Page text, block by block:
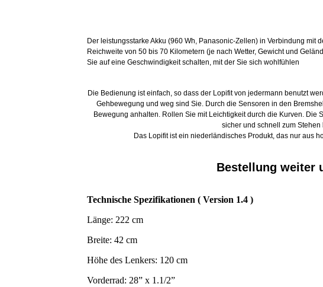
Der leistungsstarke Akku (960 Wh, Panasonic-Zellen) in Verbindung mit
Reichweite von 50 bis 70 Kilometern (je nach Wetter, Gewicht und
Sie auf eine Geschwindigkeit schalten, mit der Sie sich wohlfühlen
Die Bedienung ist einfach, so dass der Lopifit von jedermann benutzt
Gehbewegung und weg sind Sie. Durch die Sensoren in den
Bewegung anhalten. Rollen Sie mit Leichtigkeit durch die Kurven. Die
sicher und schnell zum Stehen
Das Lopifit ist ein niederländisches Produkt, das nur aus
Bestellung weiter
Technische Spezifikationen ( Version 1.4 )
Länge: 222 cm
Breite: 42 cm
Höhe des Lenkers: 120 cm
Vorderrad: 28” x 1.1/2”